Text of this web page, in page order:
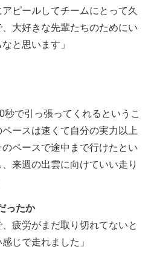
ピールしてチームにとって久
大好きな先輩たちのためにい
と思います」
秒で引っ張ってくれるというこ
ースは速くて自分の実力以上
ペースで途中まで行けたとい
来週の出雲に向けていい走り
ったか
、疲労がまだ取り切れてないと
じで走れました」